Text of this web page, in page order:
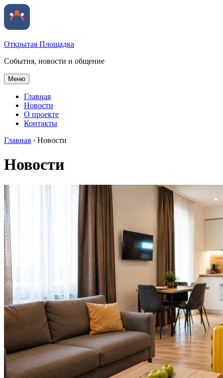
Открытая Площадка
События, новости и общение
Меню
Главная
Новости
О проекте
Контакты
Главная › Новости
Новости